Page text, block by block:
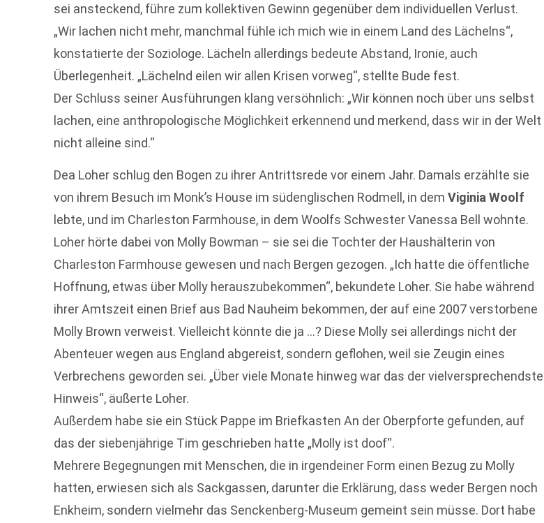
sei ansteckend, führe zum kollektiven Gewinn gegenüber dem individuellen Verlust.
„Wir lachen nicht mehr, manchmal fühle ich mich wie in einem Land des Lächelns“,
konstatierte der Soziologe. Lächeln allerdings bedeute Abstand, Ironie, auch
Überlegenheit. „Lächelnd eilen wir allen Krisen vorweg“, stellte Bude fest.
Der Schluss seiner Ausführungen klang versöhnlich: „Wir können noch über uns selbst
lachen, eine anthropologische Möglichkeit erkennend und merkend, dass wir in der Welt
nicht alleine sind.“
Dea Loher schlug den Bogen zu ihrer Antrittsrede vor einem Jahr. Damals erzählte sie
von ihrem Besuch im Monk’s House im südenglischen Rodmell, in demViginia Woolf
lebte, und im Charleston Farmhouse, in dem Woolfs Schwester Vanessa Bell wohnte.
Loher hörte dabei von Molly Bowman – sie sei die Tochter der Haushälterin von
Charleston Farmhouse gewesen und nach Bergen gezogen. „Ich hatte die öffentliche
Hoffnung, etwas über Molly herauszubekommen“, bekundete Loher. Sie habe während
ihrer Amtszeit einen Brief aus Bad Nauheim bekommen, der auf eine 2007 verstorbene
Molly Brown verweist. Vielleicht könnte die ja …? Diese Molly sei allerdings nicht der
Abenteuer wegen aus England abgereist, sondern geflohen, weil sie Zeugin eines
Verbrechens geworden sei. „Über viele Monate hinweg war das der vielversprechendste
Hinweis“, äußerte Loher.
Außerdem habe sie ein Stück Pappe im Briefkasten An der Oberpforte gefunden, auf
das der siebenjährige Tim geschrieben hatte „Molly ist doof“.
Mehrere Begegnungen mit Menschen, die in irgendeiner Form einen Bezug zu Molly
hatten, erwiesen sich als Sackgassen, darunter die Erklärung, dass weder Bergen noch
Enkheim, sondern vielmehr das Senckenberg-Museum gemeint sein müsse. Dort habe